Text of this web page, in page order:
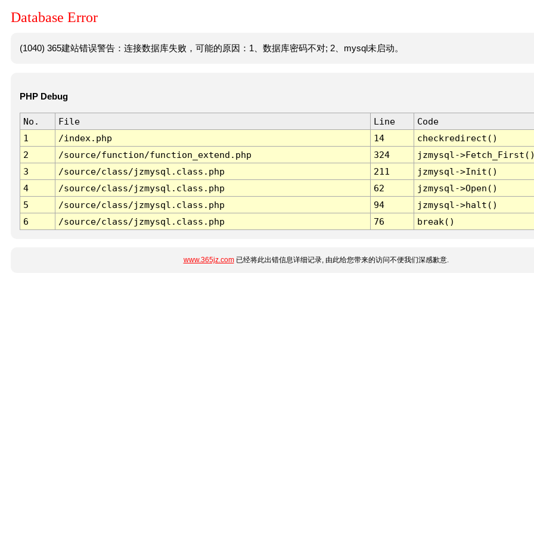
Database Error
(1040) 365建站错误警告：连接数据库失败，可能的原因：1、数据库密码不对; 2、mysql未启动。
PHP Debug
No. File Line
Code
1
/index.php 14
checkredirect()
2
/source/function/function_extend.php 324
jzmysql-
3
/source/class/jzmysql.class.php 211
jzmysql->Init()
4
/source/class/jzmysql.class.php 62
jzmysql->Open()
5
/source/class/jzmysql.class.php 94
jzmysql->halt()
6
/source/class/jzmysql.class.php 76 break()
www.365jz.com已经将此出错信息详细记录, 由此给您带来的访问不便我们深感歉意.